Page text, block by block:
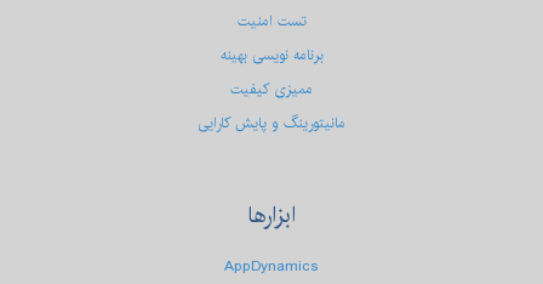
تست امنیت
برنامه نویسی بهینه
ممیزی کیفیت
مانیتورینگ و پایش کارایی
ابزارها
AppDynamics